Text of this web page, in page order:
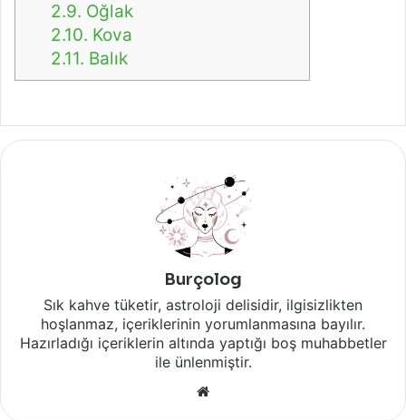
2.9. Oğlak
2.10. Kova
2.11. Balık
Burçolog
Sık kahve tüketir, astroloji delisidir, ilgisizlikten
hoşlanmaz, içeriklerinin yorumlanmasına bayılır.
Hazırladığı içeriklerin altında yaptığı boş muhabbetler
ile ünlenmiştir.